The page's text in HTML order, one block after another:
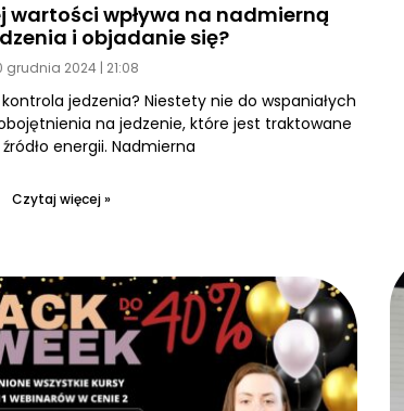
wartości wpływa na nadmierną
i objadanie się?
grudnia 2024 21:08
jedzenia? Niestety nie do wspaniałych
na jedzenie, które jest traktowane
energii. Nadmierna
Czytaj więcej »